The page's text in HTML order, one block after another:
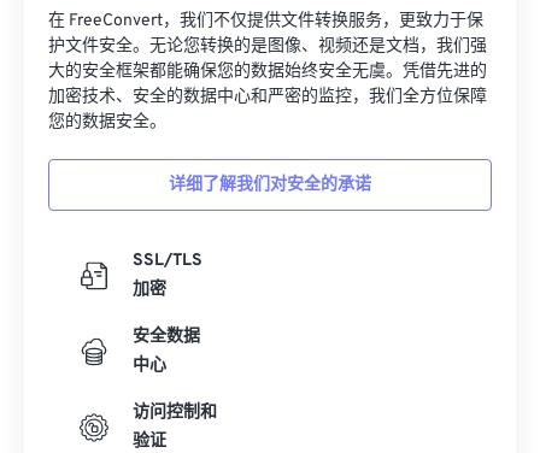
在 FreeConvert，我们不仅提供文件转换服务，更致力于保
护文件安全。无论您转换的是图像、视频还是文档，我们强
大的安全框架都能确保您的数据始终安全无虞。凭借先进的
加密技术、安全的数据中心和严密的监控，我们全方位保障
您的数据安全。
详细了解我们对安全的承诺
SSL/TLS
加密
安全数据
中心
访问控制和
验证